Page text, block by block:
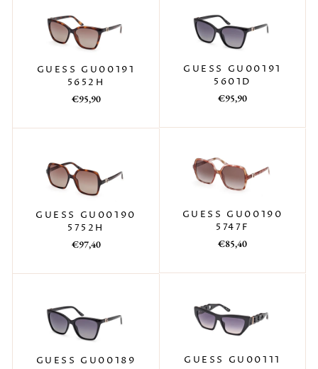
GUESS GU00191
5652H
Prezzo
listino
Prezzo
€95,90
GUESS GU00191
5601D
Prezzo
listino
Prezzo
€95,90
GUESS GU00190
5752H
Prezzo
listino
Prezzo
€97,40
GUESS GU00190
5747F
Prezzo
listino
Prezzo
€85,40
GUESS GU00189
GUESS GU00111